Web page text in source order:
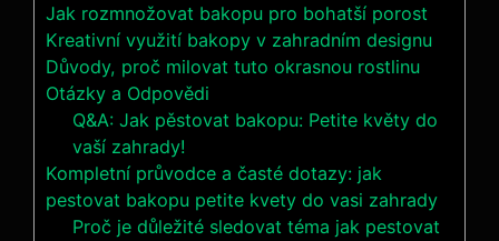
Jak rozmnožovat bakopu pro bohatší porost
Kreativní využití bakopy v zahradním designu
Důvody, proč milovat tuto okrasnou rostlinu
Otázky a Odpovědi
Q&A: Jak pěstovat bakopu: Petite květy do
vaší zahrady!
Kompletní průvodce a časté dotazy: jak
pestovat bakopu petite kvety do vasi zahrady
Proč je důležité sledovat téma jak pestovat